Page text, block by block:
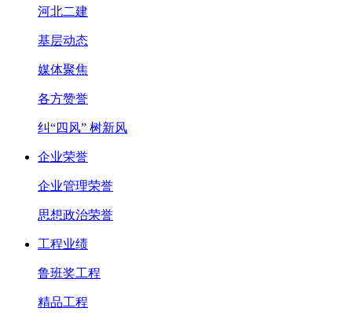
河北二建
基层动态
媒体聚焦
各方赞誉
纠“四风” 树新风
企业荣誉
企业管理荣誉
思想政治荣誉
工程业绩
鲁班奖工程
精品工程